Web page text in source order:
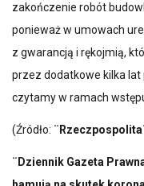
zakończenie robót
ponieważ w umowach
z gwarancją i rękojmią,
przez dodatkowe kilka
czytamy w ramach
(Źródło:
¨Dziennik Gazeta